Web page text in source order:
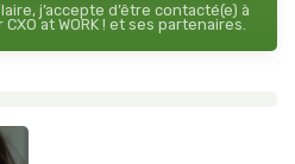
j’accepte d’être contacté(e) à
at WORK ! et ses partenaires.